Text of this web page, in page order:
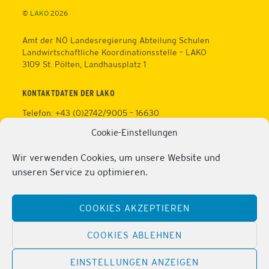
Cookie-Einstellungen
Wir verwenden Cookies, um unsere Website und
unseren Service zu optimieren.
COOKIES AKZEPTIEREN
COOKIES ABLEHNEN
EINSTELLUNGEN ANZEIGEN
© LAKO2026
Amt der NÖ Landesregierung Abteilung Schulen
Landwirtschaftliche Koordinationsstelle – LAKO
3109 St. Pölten, Landhausplatz 1
KONTAKTDATEN DER LAKO
Telefon: +43 (0)2742/9005 – 16630
https://lako.at
Datenschutz
Impressum
Telefon: +43 (0)2286/2202
Mobil: +43 (0)676/81213100
Fax: +43 (0)2286/2202/22
https://lako.at/lako-service/personalvertretung/